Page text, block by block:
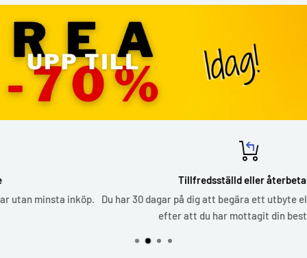
Tillfredsställd eller återbetalas
Du har 30 dagar på dig att begära ett utbyte eller en återbetalning
efter att du har mottagit din beställning.